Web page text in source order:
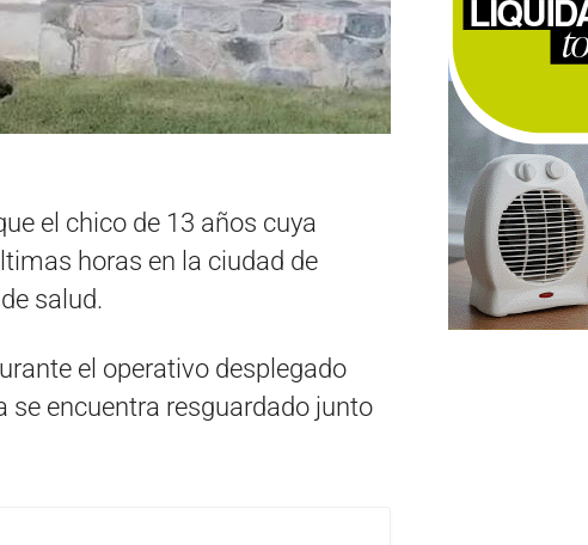
el chico de 13 años cuya
horas en la ciudad de
salud.
el operativo desplegado
se encuentra resguardado junto